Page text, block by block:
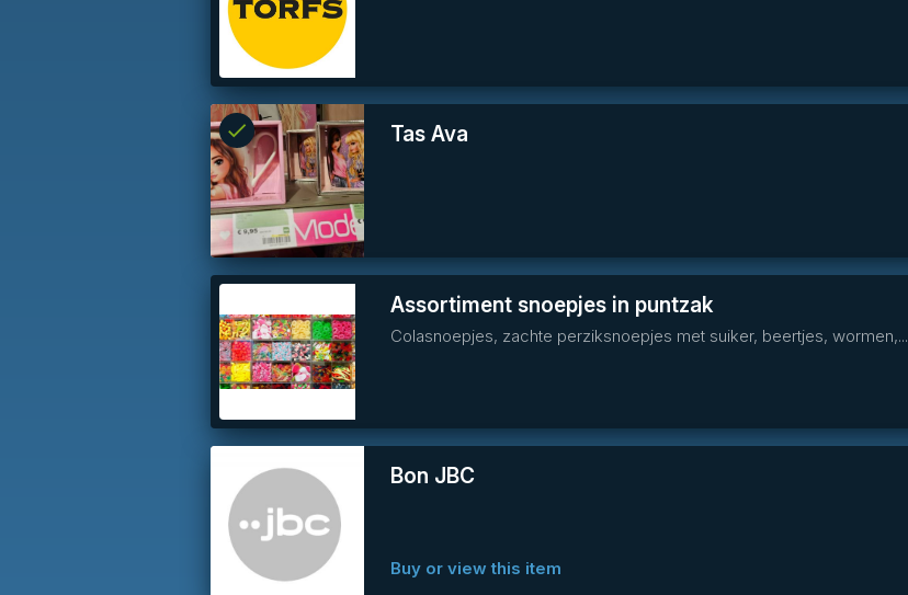
Tas Ava
check
info
Reserved
Assortiment snoepjes in puntzak
Colasnoepjes, zachte perziksnoepjes met suiker, beertjes, wormen,...
Bon JBC
Buy or view this item